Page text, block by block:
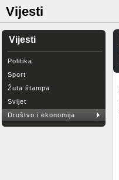
Vijesti
Vijesti
Politika
Sport
Žuta štampa
Svijet
Društvo i ekonomija